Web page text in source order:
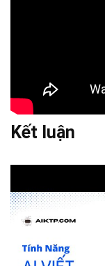
Kết luận